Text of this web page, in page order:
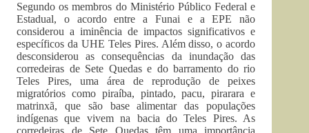
Segundo os membros do Ministério Público Federal e
Estadual, o acordo entre a Funai e a EPE não
considerou a iminência de impactos significativos e
específicos da UHE Teles Pires. Além disso, o acordo
desconsiderou as consequências da inundação das
corredeiras de Sete Quedas e do barramento do rio
Teles Pires, uma área de reprodução de peixes
migratórios como piraíba, pintado, pacu, pirarara e
matrinxã, que são base alimentar das populações
indígenas que vivem na bacia do Teles Pires. As
corredeiras de Sete Quedas têm uma importância